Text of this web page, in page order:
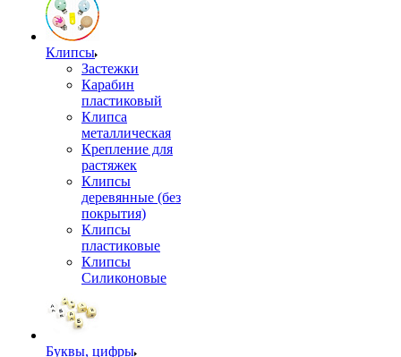
Клипсы
Застежки
Карабин
пластиковый
Клипса
металлическая
Крепление для
растяжек
Клипсы
деревянные (без
покрытия)
Клипсы
пластиковые
Клипсы
Силиконовые
Буквы, цифры